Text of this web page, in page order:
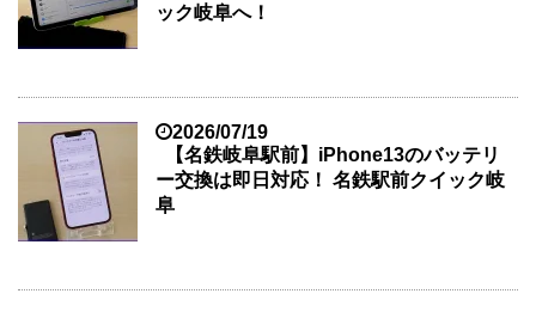
ック岐阜へ！
2026/07/19
【名鉄岐阜駅前】iPhone13のバッテリ
ー交換は即日対応！ 名鉄駅前クイック岐
阜